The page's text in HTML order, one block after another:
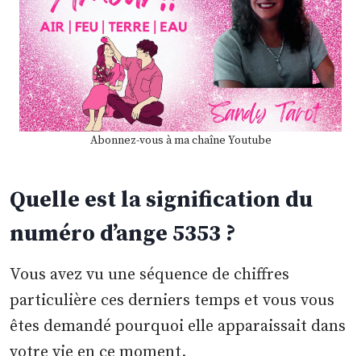
Abonnez-vous à ma chaîne Youtube
Quelle est la signification du
numéro d’ange 5353 ?
Vous avez vu une séquence de chiffres
particulière ces derniers temps et vous vous
êtes demandé pourquoi elle apparaissait dans